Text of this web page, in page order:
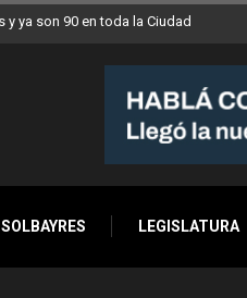
ya son 90 en toda la Ciudad
SOLBAYRES LEGISLATURA